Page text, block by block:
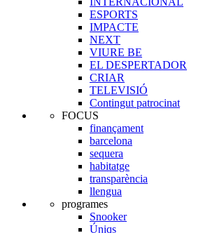
ESPORTS
IMPACTE
NEXT
VIURE BE
EL DESPERTADOR
CRIAR
TELEVISIÓ
Contingut patrocinat
FOCUS
finançament
barcelona
sequera
habitatge
transparència
llengua
programes
Snooker
Úniqs